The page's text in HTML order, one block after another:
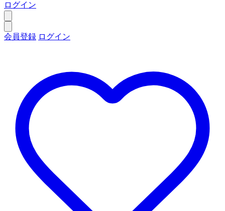
ログイン
会員登録 ログイン